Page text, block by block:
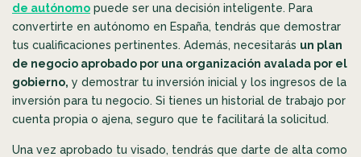
de autónomo puede ser una decisión inteligente. Para
convertirte en autónomo en España, tendrás que demostrar
tus cualificaciones pertinentes. Además, necesitarás un plan
de negocio aprobado por una organización avalada por el
gobierno, y demostrar tu inversión inicial y los ingresos de la
inversión para tu negocio. Si tienes un historial de trabajo por
cuenta propia o ajena, seguro que te facilitará la solicitud.
Una vez aprobado tu visado, tendrás que darte de alta como